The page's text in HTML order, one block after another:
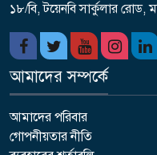
১৮/বি, টয়েনবি সার্কুলার রোড,
আমাদের সম্পর্কে
আমাদের পরিবার
গোপনীয়তার নীতি